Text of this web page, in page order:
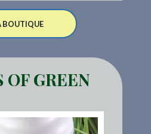
BOUTIQUE
OF GREEN